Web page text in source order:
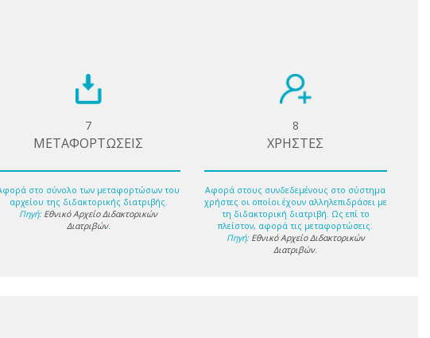
7
ΜΕΤΑΦΟΡΤΩΣΕΙΣ
στο σύνολο των μεταφορτώσων του
αρχείου της διδακτορικής διατριβής.
Πηγή: Εθνικό Αρχείο Διδακτορικών
Διατριβών.
8
ΧΡΗΣΤΕΣ
Αφορά στους συνδεδεμένους στο σύστημα
χρήστες οι οποίοι έχουν αλληλεπιδράσει με
τη διδακτορική διατριβή. Ως επί το
πλείστον, αφορά τις μεταφορτώσεις.
Πηγή: Εθνικό Αρχείο Διδακτορικών
Διατριβών.